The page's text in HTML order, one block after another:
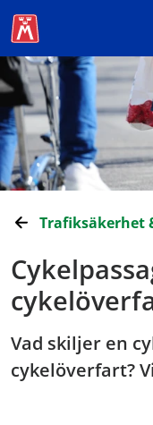
Trafiksäkerhet
Vad skiljer en
cykelöverfart?